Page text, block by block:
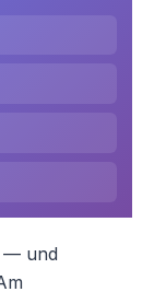
— und